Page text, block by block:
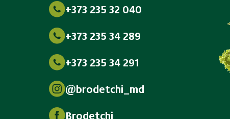
+373 235 32 040
+373 235 34 289
+373 235 34 291
@brodetchi_md
Brodetchi